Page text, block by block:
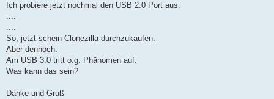
Ich probiere jetzt nochmal den USB 2.0 Port aus.
....
....
So, jetzt schein Clonezilla durchzukaufen.
Aber dennoch.
Am USB 3.0 tritt o.g. Phänomen auf.
Was kann das sein?
Danke und Gruß